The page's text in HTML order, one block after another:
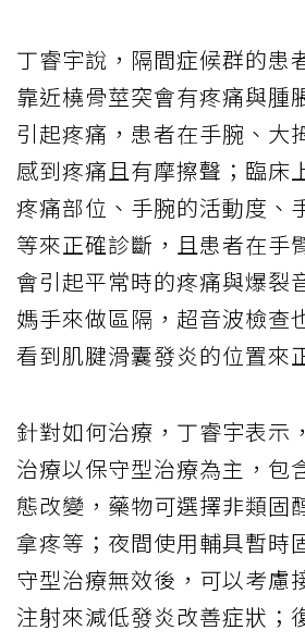
丁睿宇說，隔間症候群的患
靠近橈骨莖突會有疼痛與腫
引起疼痛，患者在手腕、大
感到疼痛且有摩擦聲；臨床
疼痛部位、手腕的活動度、
等來正確診斷，且患者在手
會引起平常時的疼痛與爆裂
媽手來做區隔，超音波檢查
看到肌腱滑囊發炎的位置來
針對如何治療，丁睿宇表示
治療以保守型治療為主，包
態改變，藥物可選擇非類固
拿疼等；夜間使用輔具暫時
守型治療無效後，可以考慮
注射來減低發炎改善症狀；